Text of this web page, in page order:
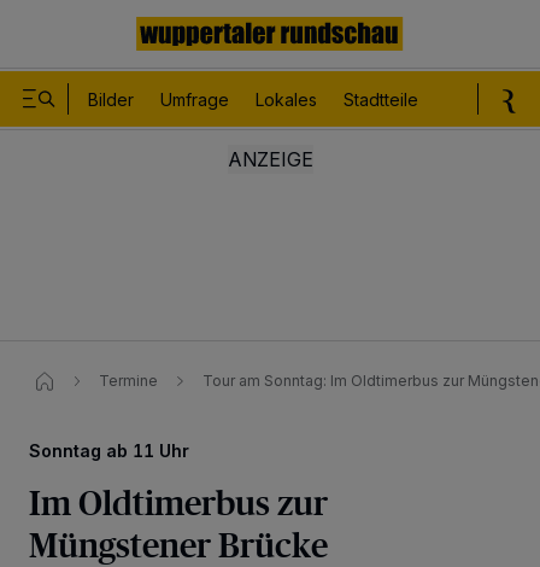
Bilder Umfrage Lokales Stadtteile
Termine Tour am Sonntag: Im Oldtimerbus zur
Sonntag ab 11 Uhr
Im Oldtimerbus zur
Müngstener Brücke